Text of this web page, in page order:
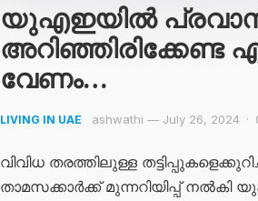
യുഎഇയിൽ
അറിഞ്ഞിരിക്കേണ്ട
വേണം…
LIVING IN UAE ashwathi — July 26, 2024 ·
വിവിധ തരത്തിലുള്ള
താമസക്കാർക്ക് മുന്നറിയിപ്പ്